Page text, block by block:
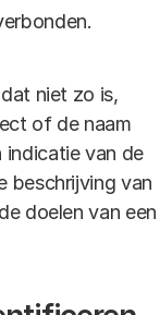
niet zo is,
of de naam
indicatie van de
beschrijving van
doelen van een